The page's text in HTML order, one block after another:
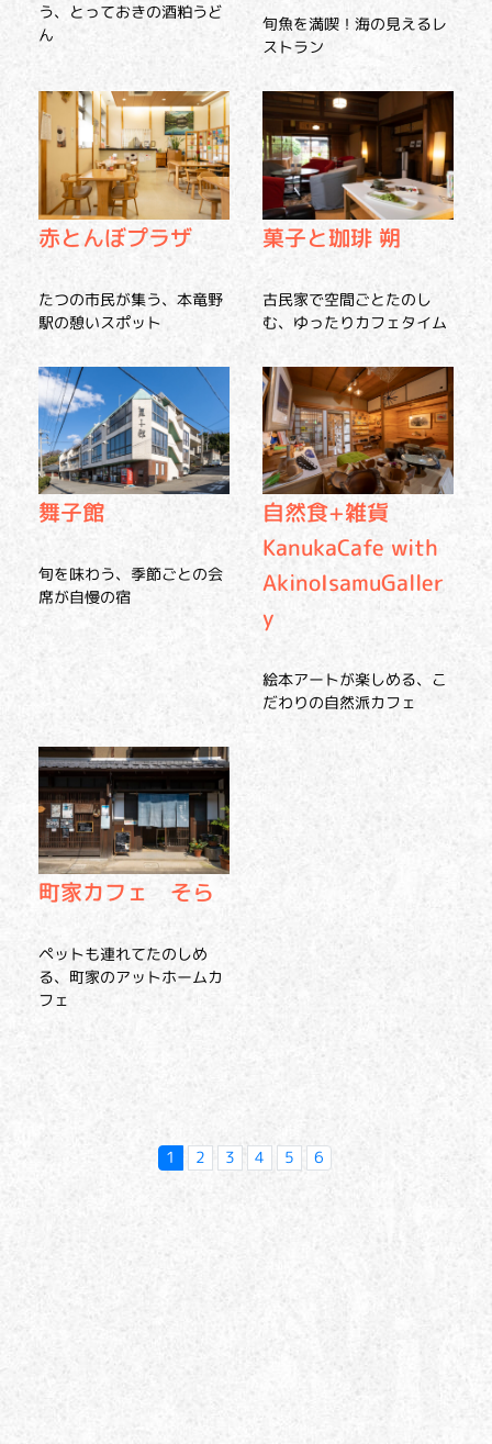
う、とっておきの酒粕うど
ん
旬魚を満喫！海の見えるレ
ストラン
赤とんぼプラザ
たつの市民が集う、本竜野
駅の憩いスポット
菓子と珈琲 朔
古民家で空間ごとたのし
む、ゆったりカフェタイム
舞子館
旬を味わう、季節ごとの会
席が自慢の宿
自然食+雑貨
KanukaCafe with
AkinoIsamuGaller
y
絵本アートが楽しめる、こ
だわりの自然派カフェ
町家カフェ そら
ペットも連れてたのしめ
る、町家のアットホームカ
フェ
1 2 3 4 5 6